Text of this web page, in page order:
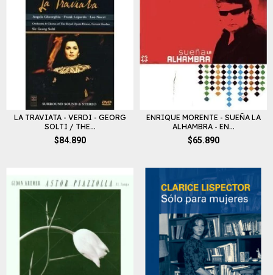
LA TRAVIATA - VERDI - GEORG
SOLTI / THE...
$84.890
ENRIQUE MORENTE - SUEÑA LA
ALHAMBRA - EN...
$65.890